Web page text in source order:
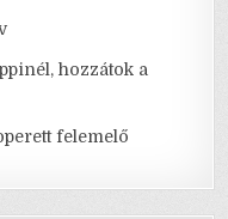
hozzátok a
felemelő